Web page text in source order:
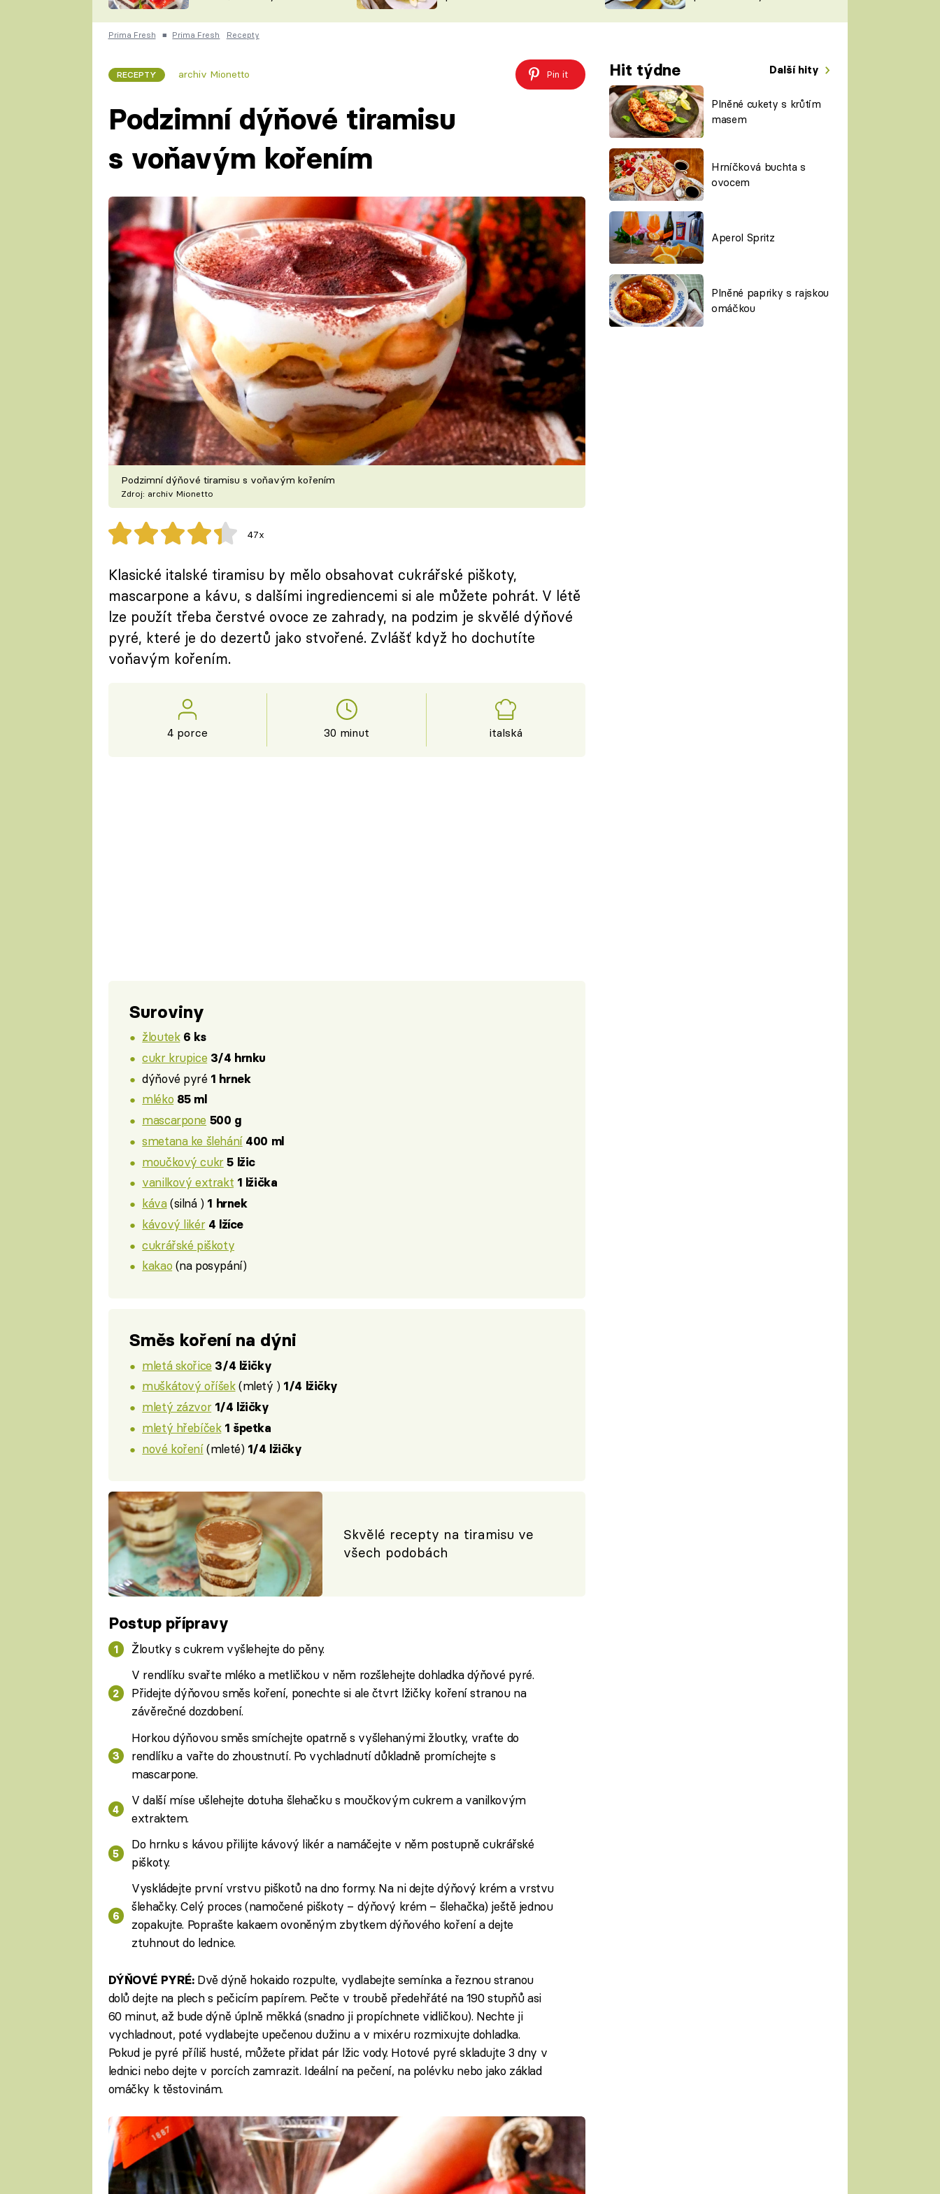
ČESKO NA TALÍŘI
KUCHAŘKA
VYCHYTÁVKY
ŠÉFREDAKTORKY
ČASOPIS
Prima Fresh ■ Prima Fresh Recepty
RECEPTY archiv Mionetto Pin it Hit týdne Další hity
Plněné cukety s krůtím
masem
Hrníčková buchta s
ovocem
Aperol Spritz
Plněné papriky s rajskou
omáčkou
Podzimní dýňové tiramisu
s voňavým kořením
Podzimní dýňové tiramisu s voňavým kořením
Zdroj: archiv Mionetto
47x
Klasické italské tiramisu by mělo obsahovat cukrářské piškoty,
mascarpone a kávu, s dalšími ingrediencemi si ale můžete pohrát. V létě
lze použít třeba čerstvé ovoce ze zahrady, na podzim je skvělé dýňové
pyré, které je do dezertů jako stvořené. Zvlášť když ho dochutíte
voňavým kořením.
4 porce 30 minut italská
Suroviny
žloutek 6 ks
cukr krupice 3/4 hrnku
dýňové pyré 1 hrnek
mléko 85 ml
mascarpone 500 g
smetana ke šlehání 400 ml
moučkový cukr 5 lžic
vanilkový extrakt 1 lžička
káva(silná ) 1 hrnek
kávový likér 4 lžíce
cukrářské piškoty
kakao (na posypání)
Směs koření na dýni
mletá skořice 3/4 lžičky
muškátový oříšek(mletý ) 1/4 lžičky
mletý zázvor 1/4 lžičky
mletý hřebíček 1 špetka
nové koření(mleté) 1/4 lžičky
Skvělé recepty na tiramisu ve
všech podobách
Postup přípravy
Žloutky s cukrem vyšlehejte do pěny.
V rendlíku svařte mléko a metličkou v něm rozšlehejte dohladka dýňové pyré.
Přidejte dýňovou směs koření, ponechte si ale čtvrt lžičky koření stranou na
závěrečné dozdobení.
Horkou dýňovou směs smíchejte opatrně s vyšlehanými žloutky, vraťte do
rendlíku a vařte do zhoustnutí. Po vychladnutí důkladně promíchejte s
mascarpone.
V další míse ušlehejte dotuha šlehačku s moučkovým cukrem a vanilkovým
extraktem.
Do hrnku s kávou přilijte kávový likér a namáčejte v něm postupně cukrářské
piškoty.
Vyskládejte první vrstvu piškotů na dno formy. Na ni dejte dýňový krém a vrstvu
šlehačky. Celý proces (namočené piškoty – dýňový krém – šlehačka) ještě jednou
zopakujte. Poprašte kakaem ovoněným zbytkem dýňového koření a dejte
ztuhnout do lednice.
DÝŇOVÉ PYRÉ:Dvě dýně hokaido rozpulte, vydlabejte semínka a řeznou stranou
dolů dejte na plech s pečicím papírem. Pečte v troubě předehřáté na 190 stupňů asi
60 minut, až bude dýně úplně měkká (snadno ji propíchnete vidličkou). Nechte ji
vychladnout, poté vydlabejte upečenou dužinu a v mixéru rozmixujte dohladka.
Pokud je pyré příliš husté, můžete přidat pár lžic vody. Hotové pyré skladujte 3 dny v
lednici nebo dejte v porcích zamrazit. Ideální na pečení, na polévku nebo jako základ
omáčky k těstovinám.